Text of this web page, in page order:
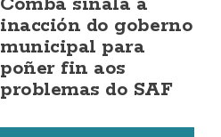
inacción do goberno
municipal para
poñer fin aos
problemas do SAF